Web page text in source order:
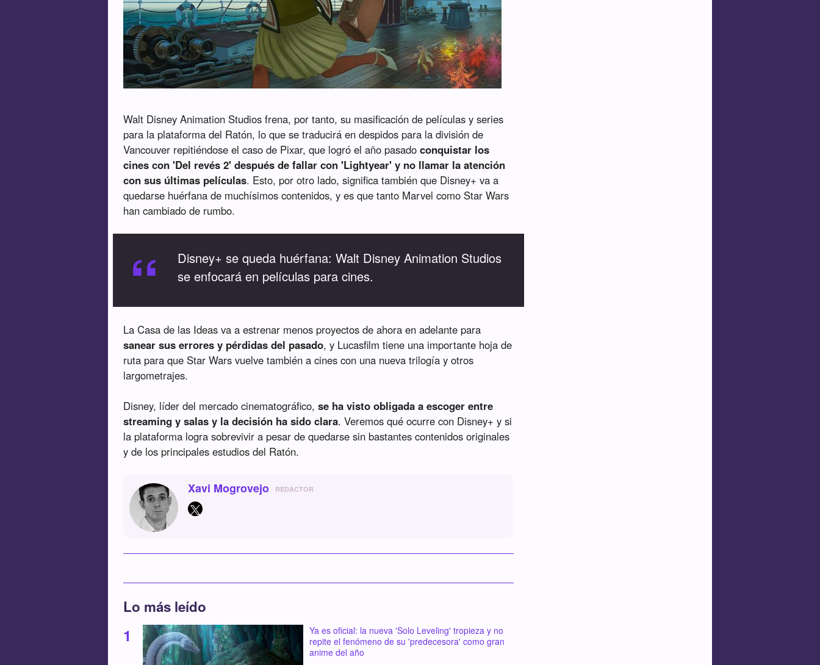
Walt Disney Animation Studios frena, por tanto, su masificación de películas y series
para la plataforma del Ratón, lo que se traducirá en despidos para la división de
Vancouver repitiéndose el caso de Pixar, que logró el año pasadoconquistar los
cines con 'Del revés 2' después de fallar con 'Lightyear' y no llamar la atención
con sus últimas películas. Esto, por otro lado, significa también que Disney+ va a
quedarse huérfana de muchísimos contenidos, y es que tanto Marvel como Star Wars
han cambiado de rumbo.
“
Disney+ se queda huérfana: Walt Disney Animation Studios
se enfocará en películas para cines.
La Casa de las Ideas va a estrenar menos proyectos de ahora en adelante para
sanear sus errores y pérdidas del pasado, y Lucasfilm tiene una importante hoja de
ruta para que Star Wars vuelve también a cines con una nueva trilogía y otros
largometrajes.
Disney, líder del mercado cinematográfico,se ha visto obligada a escoger entre
streaming y salas y la decisión ha sido clara. Veremos qué ocurre con Disney+ y si
la plataforma logra sobrevivir a pesar de quedarse sin bastantes contenidos originales
y de los principales estudios del Ratón.
Xavi Mogrovejo REDACTOR
Lo más leído
Ya es oficial: la nueva 'Solo Leveling' tropieza y no
repite el fenómeno de su 'predecesora' como gran
anime del año